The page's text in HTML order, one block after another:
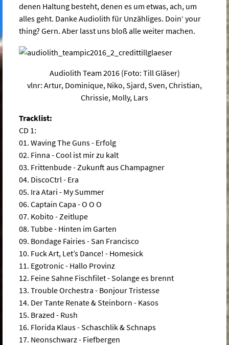
denen Haltung besteht, denen es um etwas, ach, um
alles geht. Danke Audiolith für Unzähliges. Doin‘ your
thing? Gern. Aber lasst uns bloß alle weiter machen.
Audiolith Team 2016 (Foto: Till Gläser)
vlnr: Artur, Dominique, Niko, Sjard, Sven, Christian,
Chrissie, Molly, Lars
Tracklist:
CD 1:
01. Waving The Guns - Erfolg
02. Finna - Cool ist mir zu kalt
03. Frittenbude - Zukunft aus Champagner
04. DiscoCtrl - Era
05. Ira Atari - My Summer
06. Captain Capa - O O O
07. Kobito - Zeitlupe
08. Tubbe - Hinten im Garten
09. Bondage Fairies - San Francisco
10. Fuck Art, Let’s Dance! - Homesick
11. Egotronic - Hallo Provinz
12. Feine Sahne Fischfilet - Solange es brennt
13. Trouble Orchestra - Bonjour Tristesse
14. Der Tante Renate & Steinborn - Kasos
15. Brazed - Rush
16. Florida Klaus - Schaschlik & Schnaps
17. Neonschwarz - Fiefbergen